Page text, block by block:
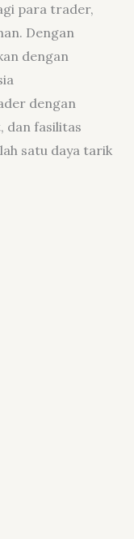
para trader,
Dengan
dengan
dengan
dan fasilitas
satu daya tarik